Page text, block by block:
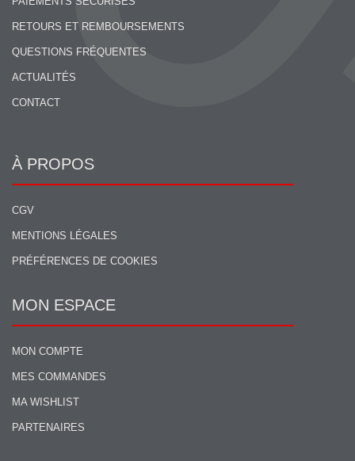
RETOURS ET REMBOURSEMENTS
QUESTIONS FRÉQUENTES
ACTUALITÉS
CONTACT
À PROPOS
CGV
MENTIONS LÉGALES
PRÉFÉRENCES DE COOKIES
MON ESPACE
MON COMPTE
MES COMMANDES
MA WISHLIST
PARTENAIRES